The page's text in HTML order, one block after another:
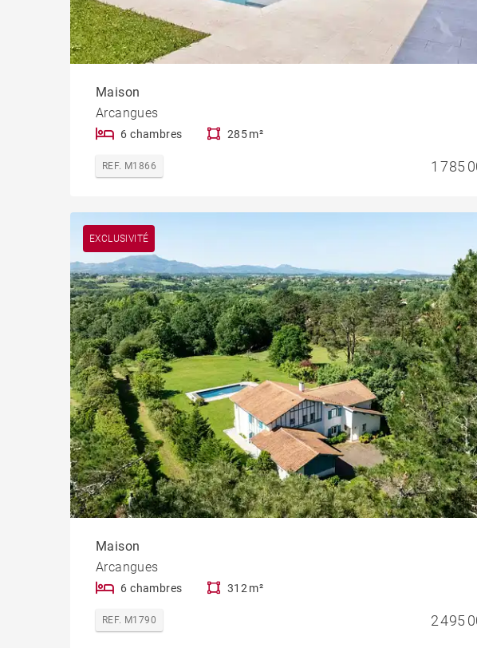
Maison
Arcangues
6 chambres 285 m²
REF. M1866 1 785
EXCLUSIVITÉ
Maison
Arcangues
6 chambres 312 m²
REF. M1790 2 495